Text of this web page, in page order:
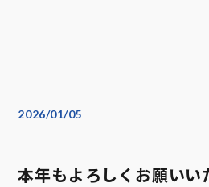
2026/01/05
本年もよろしくお願いい